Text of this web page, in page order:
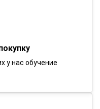
у нас обучение